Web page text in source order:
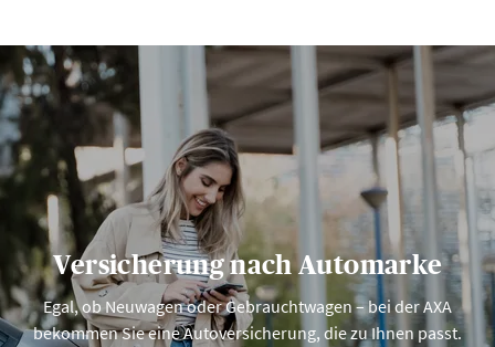
Versicherung nach Automarke
Egal, ob Neuwagen oder Gebrauchtwagen – bei der AXA
bekommen Sie eine Autoversicherung, die zu Ihnen passt.